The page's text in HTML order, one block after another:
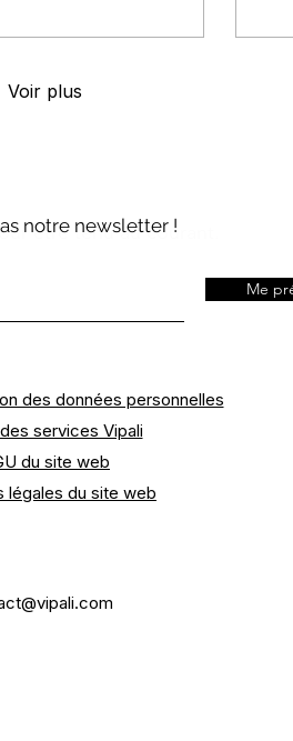
Voir plus
des données personnelles
services Vipali
du site web
légales du site web
être tenu au courant.
notre newsletter !
Me